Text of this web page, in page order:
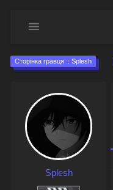
Сторінка гравця :: Splesh
Splesh